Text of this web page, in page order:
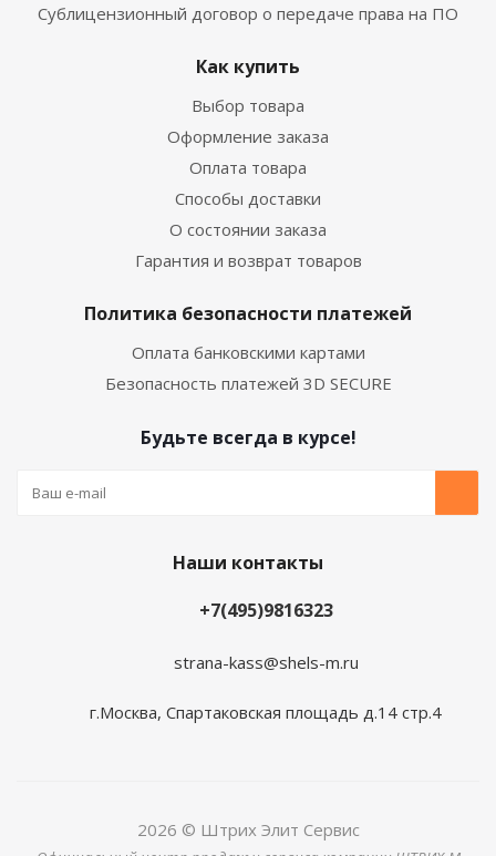
Сублицензионный договор о передаче права на ПО
Как купить
Выбор товара
Оформление заказа
Оплата товара
Способы доставки
О состоянии заказа
Гарантия и возврат товаров
Политика безопасности платежей
Оплата банковскими картами
Безопасность платежей 3D SECURE
Будьте всегда в курсе!
Наши контакты
+7(495)9816323
strana-kass@shels-m.ru
г.Москва, Спартаковская площадь д.14 стр.4
2026 © Штрих Элит Сервис